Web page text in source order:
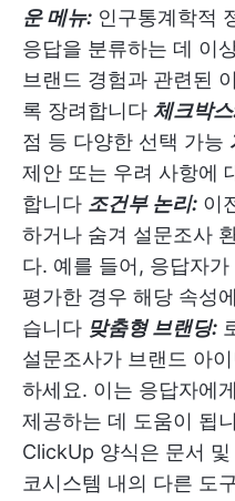
운 메뉴: 인구통계학적
응답을 분류하는 데 이
브랜드 경험과 관련된
록 장려합니다 체크박
점 등 다양한 선택 가능
제안 또는 우려 사항에
합니다 조건부 논리: 이
하거나 숨겨 설문조사
다. 예를 들어, 응답자
평가한 경우 해당 속성
습니다 맞춤형 브랜딩:
설문조사가 브랜드 아
하세요. 이는 응답자에
제공하는 데 도움이 됩
ClickUp 양식은 문서
코시스템 내의 다른 도